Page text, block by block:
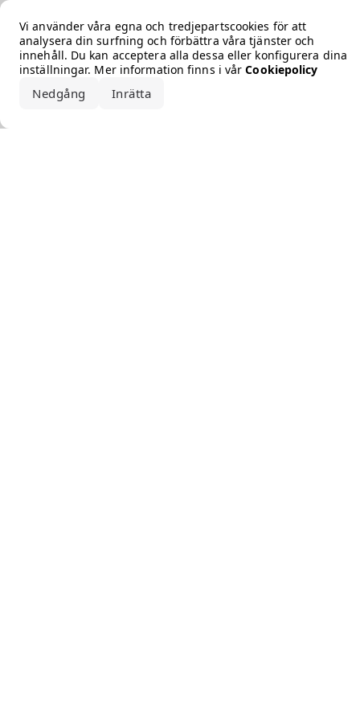
Vi använder våra egna och tredjepartscookies för att
analysera din surfning och förbättra våra tjänster och
innehåll. Du kan acceptera alla dessa eller konfigurera dina
inställningar. Mer information finns i vårCookiepolicy
Nedgång Inrätta
Error loading the brand